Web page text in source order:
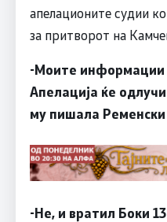
апелационите судии
за притворот на
-Моите информации
Апелација ќе
му пишала Ременски
-Не, и вратил Боки